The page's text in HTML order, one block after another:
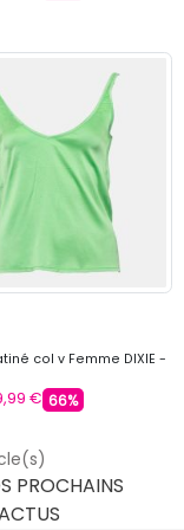
col v Femme DIXIE -
€ 66%
PROCHAINS